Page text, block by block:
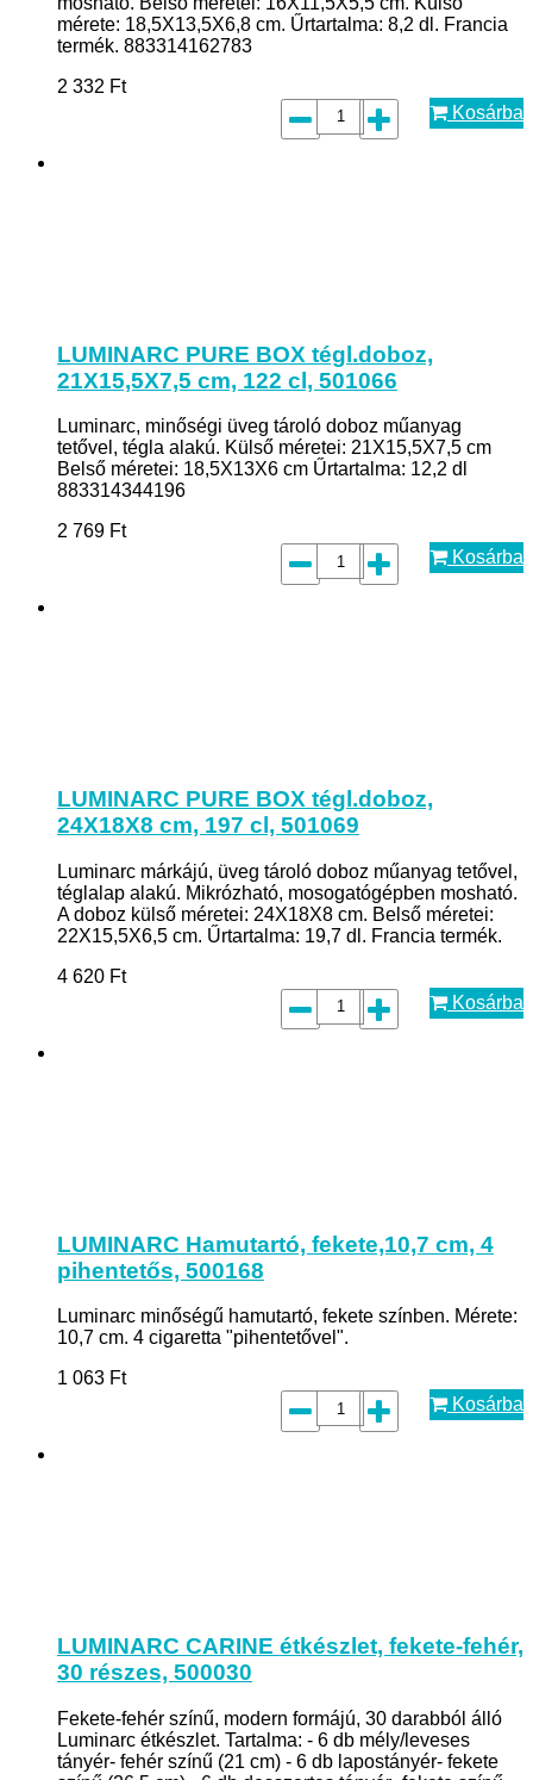
mérete: 18,5X13,5X6,8 cm. Űrtartalma: 8,2 dl. Francia
termék. 883314162783
2 332 Ft
Kosárba
LUMINARC PURE BOX tégl.doboz,
21X15,5X7,5 cm, 122 cl, 501066
Luminarc, minőségi üveg tároló doboz műanyag
tetővel, tégla alakú. Külső méretei: 21X15,5X7,5 cm
Belső méretei: 18,5X13X6 cm Űrtartalma: 12,2 dl
883314344196
2 769 Ft
Kosárba
LUMINARC PURE BOX tégl.doboz,
24X18X8 cm, 197 cl, 501069
Luminarc márkájú, üveg tároló doboz műanyag tetővel,
téglalap alakú. Mikrózható, mosogatógépben mosható.
A doboz külső méretei: 24X18X8 cm. Belső méretei:
22X15,5X6,5 cm. Űrtartalma: 19,7 dl. Francia termék.
4 620 Ft
Kosárba
LUMINARC Hamutartó, fekete,10,7 cm, 4
pihentetős, 500168
Luminarc minőségű hamutartó, fekete színben. Mérete:
10,7 cm. 4 cigaretta "pihentetővel".
1 063 Ft
Kosárba
LUMINARC CARINE étkészlet, fekete-fehér,
30 részes, 500030
Fekete-fehér színű, modern formájú, 30 darabból álló
Luminarc étkészlet. Tartalma: - 6 db mély/leveses
tányér- fehér színű (21 cm) - 6 db lapostányér- fekete